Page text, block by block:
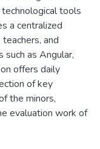
tools
a centralized
and
as Angular,
offers daily
of key
the minors,
evaluation work of